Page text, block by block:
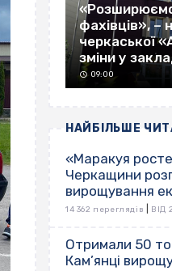
фахівців», –
черкаської
зміни у
09:00
НАЙБІЛЬШЕ
«Маракуя
Черкащини
вирощування
14 362 переглядів ВІД
Отримали 50
Кам’янці